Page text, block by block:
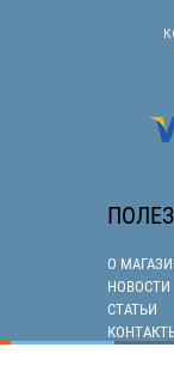
О
НОВОСТИ
СТАТЬИ